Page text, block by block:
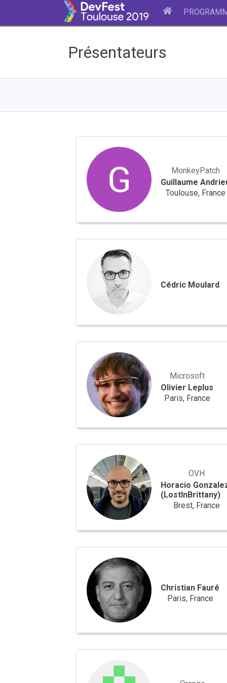
Présentateurs
Andrieu
MonkeyPatch
Guillaume
Toulouse, France
Moulard
Cédric Moulard
Leplus
Microsoft
Olivier Leplus
Paris, France
Gonzalez
(LostInBrittany)
OVH
Horacio
(LostInBrittany)
Brest, France
Christian Fauré
Paris, France